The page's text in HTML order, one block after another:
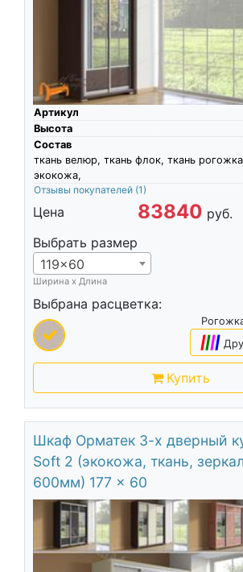
Артикул
Высота
Состав
ткань велюр, ткань флок, ткань
экокожа,
Отзывы покупателей (1)
Цена 83840 руб.
Выбрать размер
119x60
Ширина х Длина
Выбрана расцветка:
||||
Купить
Шкаф Орматек 3-х дверный
Soft 2 (экокожа, ткань,
600мм) 177 x 60